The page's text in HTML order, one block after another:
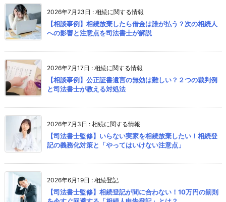
2026年7月23日 : 相続に関する情報
【相談事例】相続放棄したら借金は誰が払う？次の相続人
への影響と注意点を司法書士が解説
2026年7月17日 : 相続に関する情報
【相談事例】公正証書遺言の無効は難しい？２つの裁判例
と司法書士が教える対処法
2026年7月3日 : 相続に関する情報
【司法書士監修】いらない実家を相続放棄したい！相続登
記の義務化対策と「やってはいけない注意点」
2026年6月19日 : 相続登記
【司法書士監修】相続登記が間に合わない！10万円の罰則